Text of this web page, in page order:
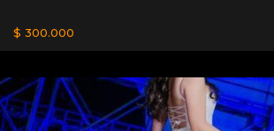
$ 300.000